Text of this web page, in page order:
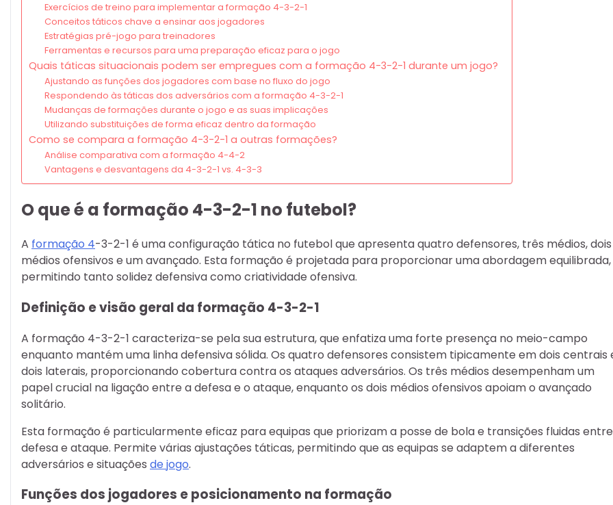
Exercícios de treino para implementar a formação 4-3-2-1
Conceitos táticos chave a ensinar aos jogadores
Estratégias pré-jogo para treinadores
Ferramentas e recursos para uma preparação eficaz para o jogo
Quais táticas situacionais podem ser empregues com a formação 4-3-2-1 durante um jogo?
Ajustando as funções dos jogadores com base no fluxo do jogo
Respondendo às táticas dos adversários com a formação 4-3-2-1
Mudanças de formações durante o jogo e as suas implicações
Utilizando substituições de forma eficaz dentro da formação
Como se compara a formação 4-3-2-1 a outras formações?
Análise comparativa com a formação 4-4-2
Vantagens e desvantagens da 4-3-2-1 vs. 4-3-3
O que é a formação 4-3-2-1 no futebol?
A formação 4-3-2-1 é uma configuração tática no futebol que apresenta quatro defensores, três médios, dois
médios ofensivos e um avançado. Esta formação é projetada para proporcionar uma abordagem equilibrada,
permitindo tanto solidez defensiva como criatividade ofensiva.
Definição e visão geral da formação 4-3-2-1
A formação 4-3-2-1 caracteriza-se pela sua estrutura, que enfatiza uma forte presença no meio-campo
enquanto mantém uma linha defensiva sólida. Os quatro defensores consistem tipicamente em dois centrais
dois laterais, proporcionando cobertura contra os ataques adversários. Os três médios desempenham um
papel crucial na ligação entre a defesa e o ataque, enquanto os dois médios ofensivos apoiam o avançado
solitário.
Esta formação é particularmente eficaz para equipas que priorizam a posse de bola e transições fluidas entre
defesa e ataque. Permite várias ajustações táticas, permitindo que as equipas se adaptem a diferentes
adversários e situações de jogo.
Funções dos jogadores e posicionamento na formação